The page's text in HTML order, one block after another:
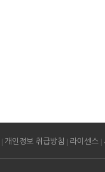
| 개인정보 취급방침 | 라이센스 |